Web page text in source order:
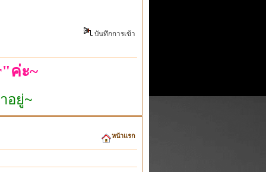
บันทึกการเข้า
ค่ะ~
หน้าแรก